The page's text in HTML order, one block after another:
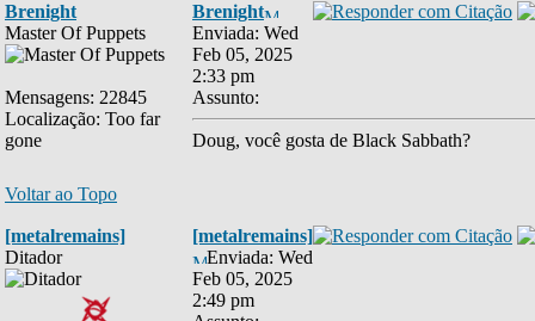
Brenight
Master Of Puppets
Mensagens: 22845
Localização: Too far
gone
Brenight
Enviada: Wed
Feb 05, 2025
2:33 pm
Assunto:
Doug, você gosta de Black Sabbath?
Voltar ao Topo
[metalremains]
Ditador
[metalremains]
Enviada: Wed
Feb 05, 2025
2:49 pm